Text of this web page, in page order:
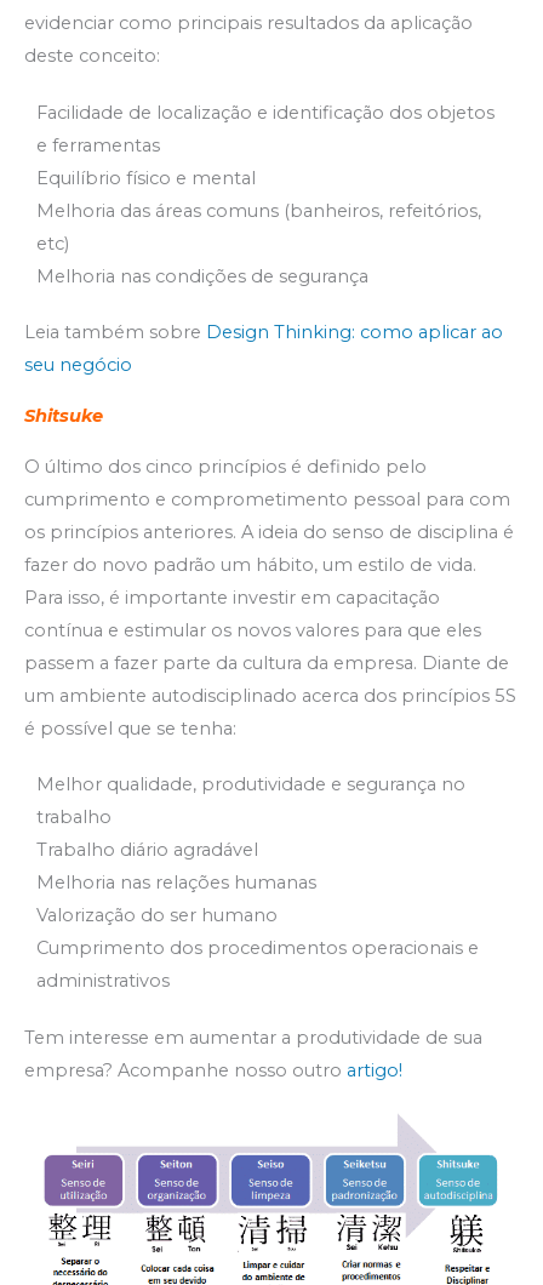
evidenciar como principais resultados da aplicação
deste conceito:
Facilidade de localização e identificação dos objetos
e ferramentas
Equilíbrio físico e mental
Melhoria das áreas comuns (banheiros, refeitórios,
etc)
Melhoria nas condições de segurança
Leia também sobre Design Thinking: como aplicar ao
seu negócio
Shitsuke
O último dos cinco princípios é definido pelo
cumprimento e comprometimento pessoal para com
os princípios anteriores. A ideia do senso de disciplina é
fazer do novo padrão um hábito, um estilo de vida.
Para isso, é importante investir em capacitação
contínua e estimular os novos valores para que eles
passem a fazer parte da cultura da empresa. Diante de
um ambiente autodisciplinado acerca dos princípios 5S
é possível que se tenha:
Melhor qualidade, produtividade e segurança no
trabalho
Trabalho diário agradável
Melhoria nas relações humanas
Valorização do ser humano
Cumprimento dos procedimentos operacionais e
administrativos
Tem interesse em aumentar a produtividade de sua
empresa? Acompanhe nosso outro artigo!